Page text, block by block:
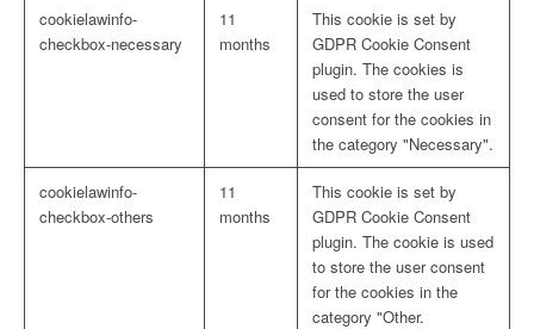
cookielawinfo-
checkbox-necessary
11
months
This cookie is set by
GDPR Cookie Consent
plugin. The cookies is
used to store the user
consent for the cookies in
the category "Necessary".
cookielawinfo-
checkbox-others
11
months
This cookie is set by
GDPR Cookie Consent
plugin. The cookie is used
to store the user consent
for the cookies in the
category "Other.